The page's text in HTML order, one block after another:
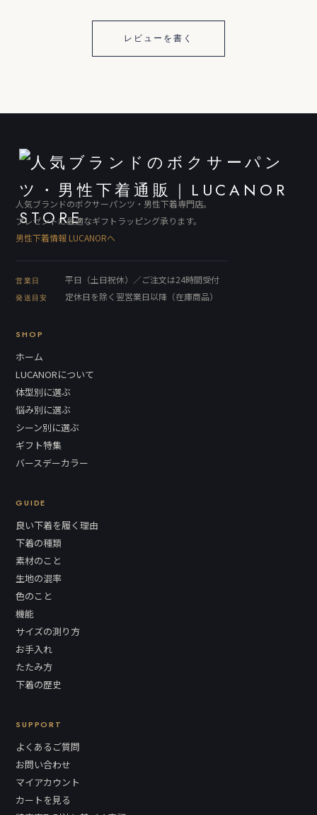
レビューを書く
人気ブランドのボクサーパンツ・男性下着専門店。
プレゼントに最適なギフトラッピング承ります。
男性下着情報 LUCANORへ
営業日 平日（土日祝休）／ご注文は24時間受付
発送目安 定休日を除く翌営業日以降（在庫商品）
SHOP
ホーム
LUCANORについて
体型別に選ぶ
悩み別に選ぶ
シーン別に選ぶ
ギフト特集
バースデーカラー
GUIDE
良い下着を履く理由
下着の種類
素材のこと
生地の混率
色のこと
機能
サイズの測り方
お手入れ
たたみ方
下着の歴史
SUPPORT
よくあるご質問
お問い合わせ
マイアカウント
カートを見る